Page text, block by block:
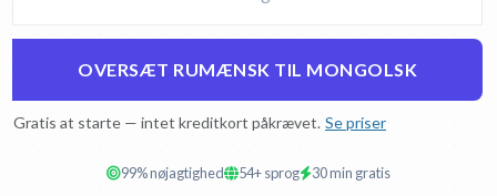
OVERSÆT RUMÆNSK TIL MONGOLSK
Gratis at starte — intet kreditkort påkrævet. Se priser
99% nøjagtighed 54+ sprog 30 min gratis